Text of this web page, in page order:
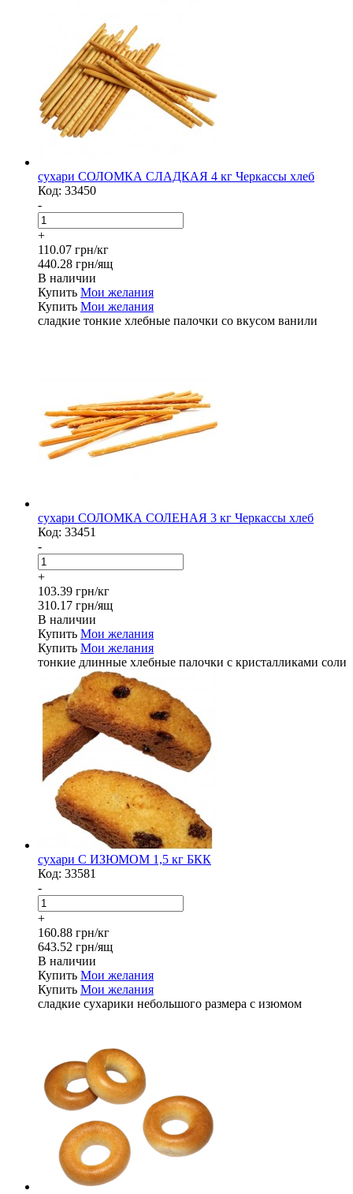
сухари СОЛОМКА СЛАДКАЯ 4 кг Черкассы хлеб
Код: 33450
-
+
110.07 грн/кг
440.28 грн/ящ
В наличии
Купить Мои желания
Купить Мои желания
сладкие тонкие хлебные палочки со вкусом ванили
сухари СОЛОМКА СОЛЕНАЯ 3 кг Черкассы хлеб
Код: 33451
-
+
103.39 грн/кг
310.17 грн/ящ
В наличии
Купить Мои желания
Купить Мои желания
тонкие длинные хлебные палочки с кристалликами соли
сухари С ИЗЮМОМ 1,5 кг БКК
Код: 33581
-
+
160.88 грн/кг
643.52 грн/ящ
В наличии
Купить Мои желания
Купить Мои желания
сладкие сухарики небольшого размера с изюмом